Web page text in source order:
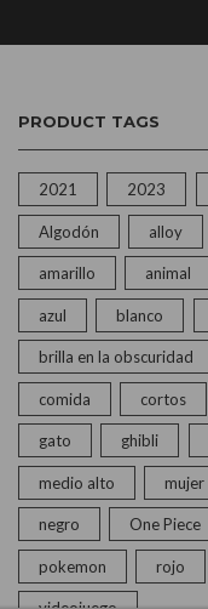
PRODUCT TAGS
2021 2023
Algodón alloy
amarillo animal
azul blanco
brilla en la obscuridad
comida cortos
gato ghibli
medio alto mujer
negro One Piece
pokemon rojo